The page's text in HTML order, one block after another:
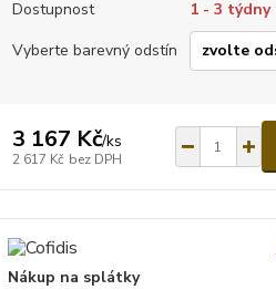
Dostupnost
1 - 3 týdny
Vyberte barevný odstín
3 167 Kč/ks
2 617 Kč bez DPH
Nákup na splátky